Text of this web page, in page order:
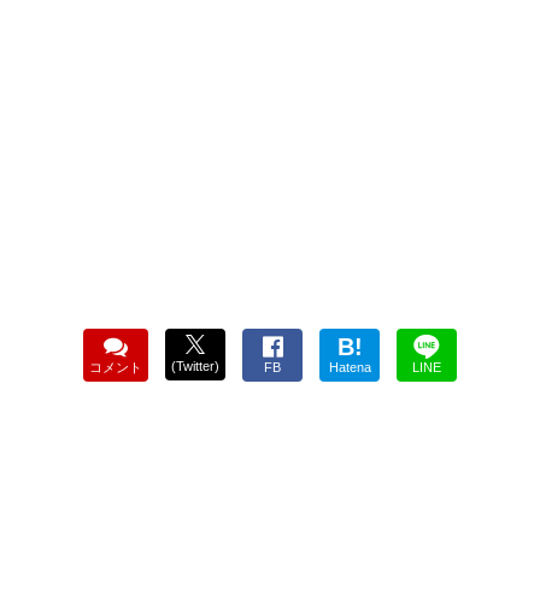
コメント (Twitter) FB
B!
Hatena LINE